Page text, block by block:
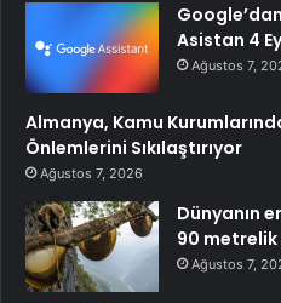
Asistan 4
Ağustos 7,
Almanya, Kamu
Önlemlerini Sıkılaştırıyor
Ağustos 7, 2026
Dünyanın
90
Ağustos 7,